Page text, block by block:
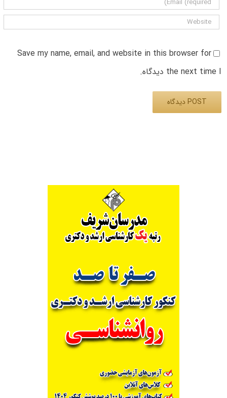
Save my name, email, and website in this browser for
the next time I دیدگاه.